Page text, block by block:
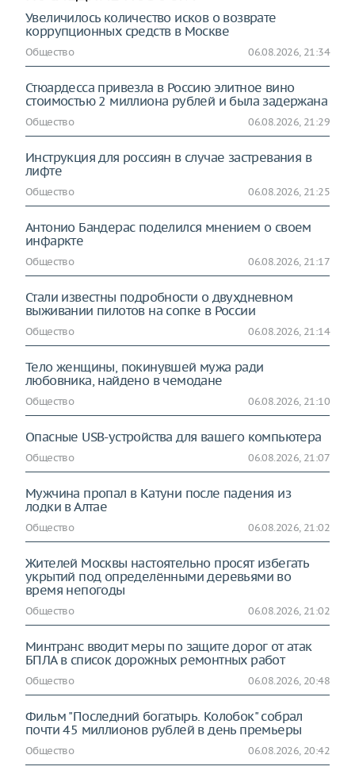
Увеличилось количество исков о возврате
коррупционных средств в Москве
Общество 06.08.2026, 21:34
Стюардесса привезла в Россию элитное вино
стоимостью 2 миллиона рублей и была задержана
Общество 06.08.2026, 21:29
Инструкция для россиян в случае застревания в
лифте
Общество 06.08.2026, 21:25
Антонио Бандерас поделился мнением о своем
инфаркте
Общество 06.08.2026, 21:17
Стали известны подробности о двухдневном
выживании пилотов на сопке в России
Общество 06.08.2026, 21:14
Тело женщины, покинувшей мужа ради
любовника, найдено в чемодане
Общество 06.08.2026, 21:10
Опасные USB-устройства для вашего компьютера
Общество 06.08.2026, 21:07
Мужчина пропал в Катуни после падения из
лодки в Алтае
Общество 06.08.2026, 21:02
Жителей Москвы настоятельно просят избегать
укрытий под определёнными деревьями во
время непогоды
Общество 06.08.2026, 21:02
Минтранс вводит меры по защите дорог от атак
БПЛА в список дорожных ремонтных работ
Общество 06.08.2026, 20:48
Фильм "Последний богатырь. Колобок" собрал
почти 45 миллионов рублей в день премьеры
Общество 06.08.2026, 20:42